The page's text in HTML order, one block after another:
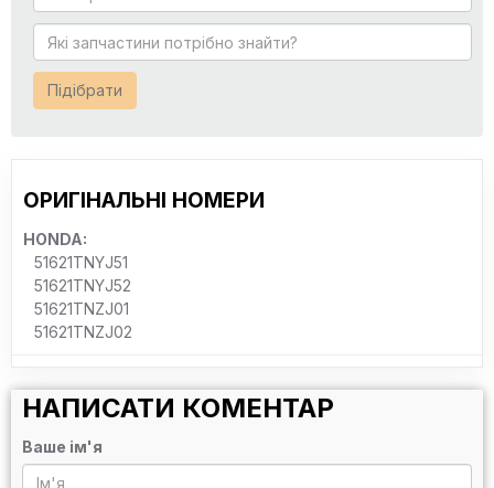
Підібрати
ОРИГІНАЛЬНІ НОМЕРИ
HONDA:
51621TNYJ51
51621TNYJ52
51621TNZJ01
51621TNZJ02
НАПИСАТИ КОМЕНТАР
Ваше ім'я